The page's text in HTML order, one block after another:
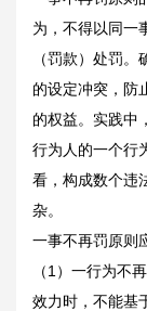
为，不得以同一
（罚款）处罚
的设定冲突，防
的权益。实践中
行为人的一个行
看，构成数个违
杂。
一事不再罚原则
（1）一行为不
效力时，不能基